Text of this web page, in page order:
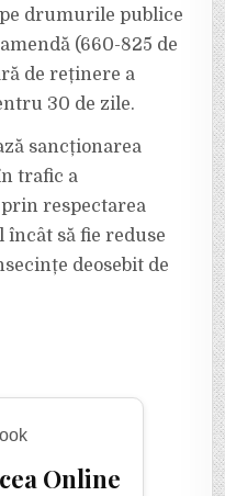
drumurile publice
(660-825 de
de reținere a
30 de zile.
sancționarea
trafic a
respectarea
să fie reduse
deosebit de
Online